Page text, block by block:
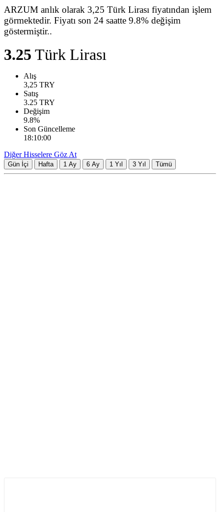
ARZUM anlık olarak 3,25 Türk Lirası fiyatından işlem
görmektedir. Fiyatı son 24 saatte 9.8% değişim
göstermiştir..
3.25 Türk Lirası
Alış
3,25 TRY
Satış
3.25 TRY
Değişim
9.8%
Son Güncelleme
18:10:00
Diğer Hisselere Göz At
Gün İçi Hafta 1 Ay 6 Ay 1 Yıl 3 Yıl Tümü